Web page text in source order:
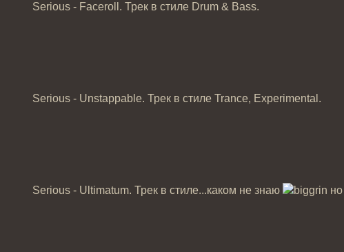
Serious - Faceroll. Трек в стиле Drum & Bass.
Serious - Unstappable. Трек в стиле Trance, Experimental.
Serious - Ultimatum. Трек в стиле...каком не знаю